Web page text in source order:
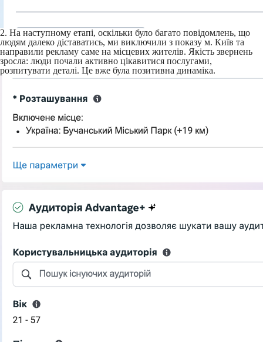
2. На наступному етапі, оскільки було багато повідомлень, що
людям далеко діставатись, ми виключили з показу м. Київ та
направили рекламу саме на місцевих жителів. Якість звернень
зросла: люди почали активно цікавитися послугами,
розпитувати деталі. Це вже була позитивна динаміка.